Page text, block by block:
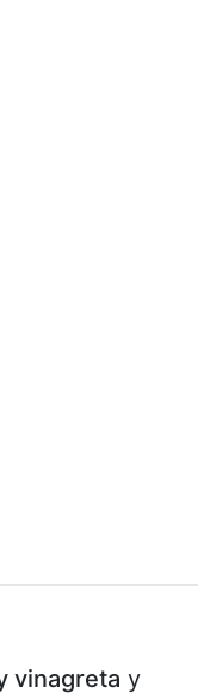
vinagreta y